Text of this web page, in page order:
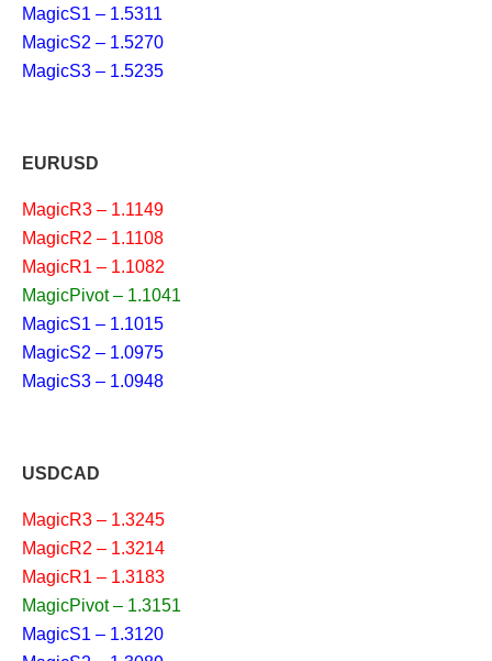
MagicS1 – 1.5311
MagicS2 – 1.5270
MagicS3 – 1.5235
EURUSD
MagicR3 – 1.1149
MagicR2 – 1.1108
MagicR1 – 1.1082
MagicPivot – 1.1041
MagicS1 – 1.1015
MagicS2 – 1.0975
MagicS3 – 1.0948
USDCAD
MagicR3 – 1.3245
MagicR2 – 1.3214
MagicR1 – 1.3183
MagicPivot – 1.3151
MagicS1 – 1.3120